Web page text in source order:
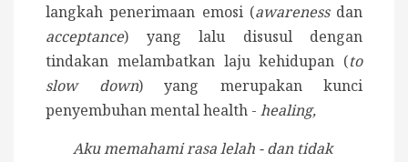
langkah penerimaan emosi (awarenessdan
acceptance) yang lalu disusul dengan
tindakan melambatkan laju kehidupan (to
slow down) yang merupakan kunci
penyembuhan mental health - healing,
Aku memahami rasa lelah - dan tidak